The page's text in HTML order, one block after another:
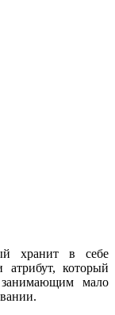
хранит в себе
который
мало